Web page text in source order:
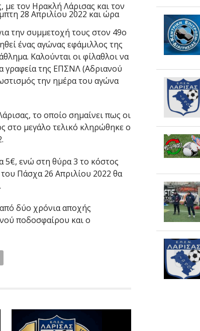
με τον Ηρακλή Λάρισας και τον
28 Απριλίου 2022 και ώρα
την συμμετοχή τους στον 49ο
ένας αγώνας εφάμιλλος της
Καλούνται οι φίλαθλοι να
γραφεία της ΕΠΣΝΛ (Αδριανού
την ημέρα του αγώνα
το οποίο σημαίνει πως οι
στο μεγάλο τελικό κληρώθηκε ο
5€, ενώ στη θύρα 3 το κόστος
του Πάσχα26 Απριλίου 2022 θα
δύο χρόνια αποχής
ποδοσφαίρου και ο